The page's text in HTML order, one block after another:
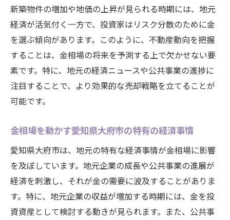
新築物件の増加や地価の上昇が見られる時期には、地元
経済が活気付く一方で、投資家はリスク分散のために金
を選ぶ傾向があります。このように、不動産動向を把握
することは、金相場の将来を予測する上で欠かせない要
素です。特に、地元の経済ニュースや公共事業の進捗に
注目することで、より効果的な売却戦略を立てることが
可能です。
金相場を動かす愛知県大府市の特有の経済事情
愛知県大府市は、地元の特有な経済事情が金相場に影響
を及ぼしています。地元企業の成長や公共事業の進展が
経済を刺激し、それが金の需要に波及することがありま
す。特に、地元企業の収益が増加する時期には、金を投
資資産として検討する動きが見られます。また、公共事